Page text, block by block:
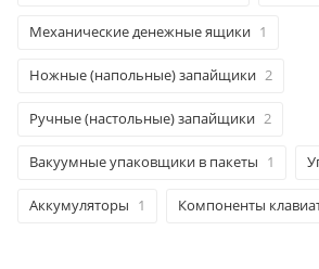
Механические денежные ящики 1
Ножные (напольные) запайщики 2
Ручные (настольные) запайщики 2
Вакуумные упаковщики в пакеты 1
Аккумуляторы 1 Компоненты